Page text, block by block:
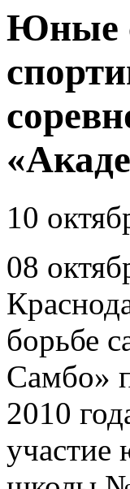
Юные
10
08
борьбе
Самбо»
2010
участие